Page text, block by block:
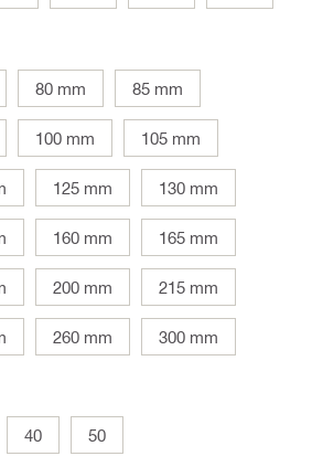
80 mm 85 mm
100 mm 105 mm
125 mm 130 mm
160 mm 165 mm
200 mm 215 mm
260 mm 300 mm
40 50